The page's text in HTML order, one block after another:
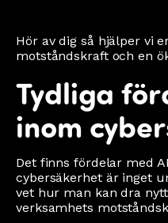
Hör av dig så hjälper vi
motståndskraft och en
Tydliga
inom
Det finns fördelar med
cybersäkerhet är inget
vet hur man kan dra
verksamhets